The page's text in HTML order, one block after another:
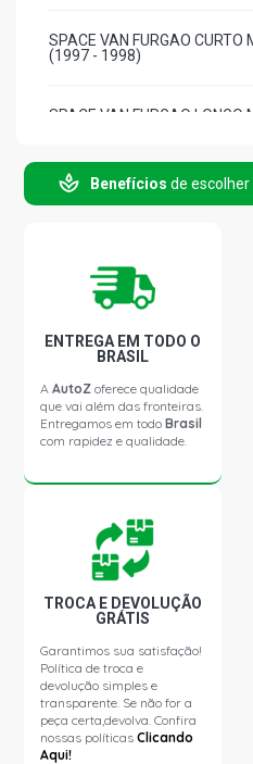
SPACE VAN FURGAO CURTO
(1997 - 1998)
SPACE VAN FURGAO LONGO
TRAFIC STD FURGAO 2.2
TRAFIC STD VAN 2.1 8V
Benefícios de escolher
ENTREGA EM TODO O
BRASIL
AAutoZ oferece qualidade
que vai além das fronteiras.
Entregamos em todoBrasil
com rapidez e qualidade.
TROCA E DEVOLUÇÃO
GRÁTIS
Garantimos sua satisfação!
Política de troca e
devolução simples e
transparente. Se não for a
peça certa,devolva. Confira
nossas políticasClicando
Aqui!